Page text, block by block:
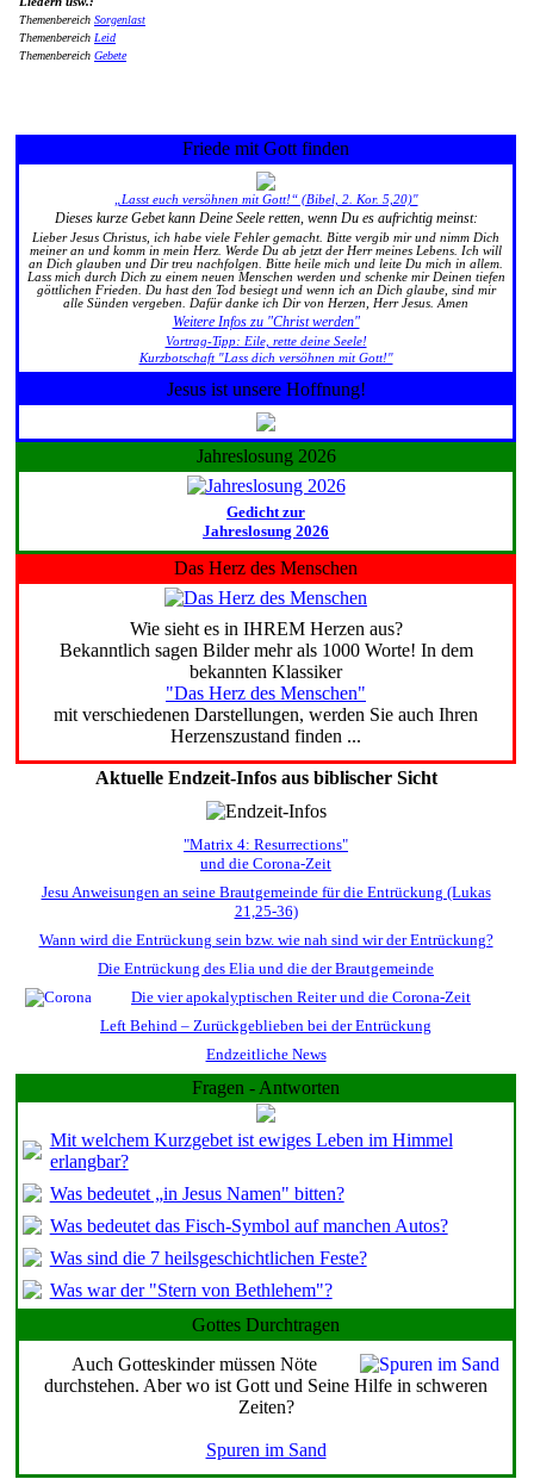
Themenbereich Sorgenlast
Themenbereich Leid
Themenbereich Gebete
Friede mit Gott finden
„Lasst euch versöhnen mit Gott!“ (Bibel, 2. Kor. 5,20)"
Dieses kurze Gebet kann Deine Seele retten, wenn Du es aufrichtig meinst:
Lieber Jesus Christus, ich habe viele Fehler gemacht. Bitte vergib mir und nimm Dich
meiner an und komm in mein Herz. Werde Du ab jetzt der Herr meines Lebens. Ich will
an Dich glauben und Dir treu nachfolgen. Bitte heile mich und leite Du mich in allem.
Lass mich durch Dich zu einem neuen Menschen werden und schenke mir Deinen tiefen
göttlichen Frieden. Du hast den Tod besiegt und wenn ich an Dich glaube, sind mir
alle Sünden vergeben. Dafür danke ich Dir von Herzen, Herr Jesus. Amen
Weitere Infos zu "Christ werden"
Vortrag-Tipp: Eile, rette deine Seele!
Kurzbotschaft "Lass dich versöhnen mit Gott!"
Jesus ist unsere Hoffnung!
Jahreslosung 2026
Gedicht zur
Jahreslosung 2026
Das Herz des Menschen
Wie sieht es in IHREM Herzen aus?
Bekanntlich sagen Bilder mehr als 1000 Worte! In dem
bekannten Klassiker
"Das Herz des Menschen"
mit verschiedenen Darstellungen, werden Sie auch Ihren
Herzenszustand finden ...
Aktuelle Endzeit-Infos aus biblischer Sicht
"Matrix 4: Resurrections"
und die Corona-Zeit
Jesu Anweisungen an seine Brautgemeinde für die Entrückung (Lukas
21,25-36)
Wann wird die Entrückung sein bzw. wie nah sind wir der Entrückung?
Die Entrückung des Elia und die der Brautgemeinde
Die vier apokalyptischen Reiter und die Corona-Zeit
Left Behind – Zurückgeblieben bei der Entrückung
Endzeitliche News
Fragen - Antworten
Mit welchem Kurzgebet ist ewiges Leben im Himmel
erlangbar?
Was bedeutet „in Jesus Namen" bitten?
Was bedeutet das Fisch-Symbol auf manchen Autos?
Was sind die 7 heilsgeschichtlichen Feste?
Was war der "Stern von Bethlehem"?
Gottes Durchtragen
Auch Gotteskinder müssen Nöte
durchstehen. Aber wo ist Gott und Seine Hilfe in schweren
Zeiten?
Spuren im Sand